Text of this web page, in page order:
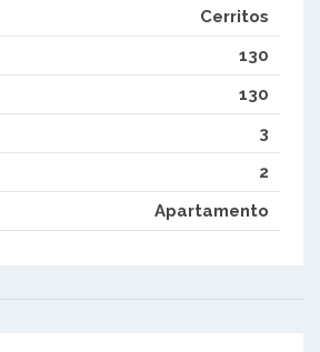
Cerritos
130
130
3
2
Apartamento